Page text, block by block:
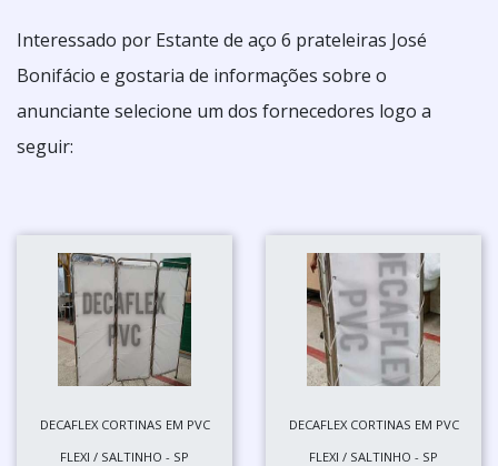
Interessado por Estante de aço 6 prateleiras José
Bonifácio e gostaria de informações sobre o
anunciante selecione um dos fornecedores logo a
seguir:
DECAFLEX CORTINAS EM PVC
FLEXI / SALTINHO - SP
DECAFLEX CORTINAS EM PVC
FLEXI / SALTINHO - SP